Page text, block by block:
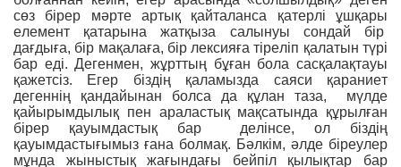
сөз бірер мəрте артық қайталанса қатерлі ұшқары
елемент қатарына жатқыза салынуы сондай бір
дағдыға, бір мақалаға, бір лексияға тіреліп қалатын түрі
бар еді. Дегенмен, жұрттың бұған бола сасқалақтауы
қажетсіз. Егер біздің қаламызда саяси қараниет
дегеннің қандайынан болса да құлан таза, мүлде
қайырымдылық пен араластық мақсатында құрылған
бірер қауымдастық бар делінсе, ол біздің
қауымдастығымыз ғана болмақ. Бəлкім, əлде біреулер
мұнда жыныстық жағындағы бейпіл қылықтар бар